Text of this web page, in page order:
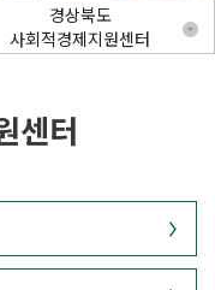
경상북도
사회적경제지원센터
센터